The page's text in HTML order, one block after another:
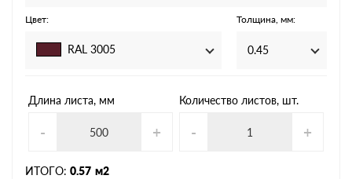
Цвет:
RAL 3005
Толщина, мм:
0.45
Длина листа, мм
- +
Количество листов, шт.
- +
ИТОГО: 0.57 м2